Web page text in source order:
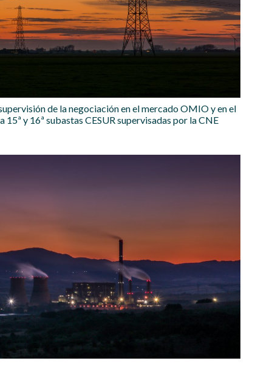
de la negociación en el mercado OMIO y en el
15ª y 16ª subastas CESUR supervisadas por la CNE